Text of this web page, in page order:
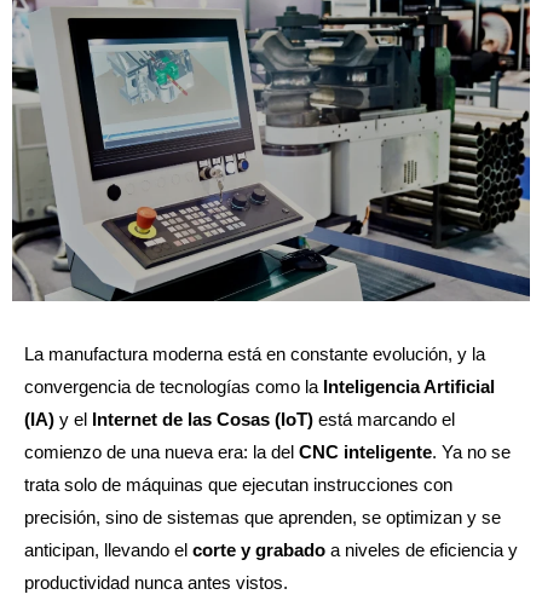
La manufactura moderna está en constante evolución, y la
convergencia de tecnologías como la Inteligencia Artificial
(IA) y el Internet de las Cosas (IoT) está marcando el
comienzo de una nueva era: la del CNC inteligente. Ya no se
trata solo de máquinas que ejecutan instrucciones con
precisión, sino de sistemas que aprenden, se optimizan y se
anticipan, llevando el corte y grabado a niveles de eficiencia y
productividad nunca antes vistos.